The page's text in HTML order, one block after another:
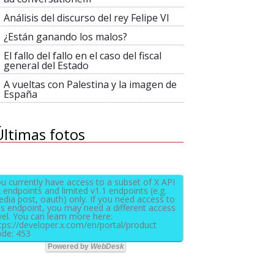
Análisis del discurso del rey Felipe VI
¿Están ganando los malos?
El fallo del fallo en el caso del fiscal
general del Estado
A vueltas con Palestina y la imagen de
España
fotos
currently have access to a subset of X API
endpoints and limited v1.1 endpoints (e.g.
post, oauth) only. If you need access to
endpoint, you may need a different access
You can learn more here:
developer.x.com/en/portal/product
453
Powered by WebDesk